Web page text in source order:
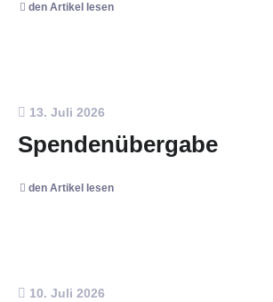
den Artikel lesen
13. Juli 2026
Spendenübergabe
den Artikel lesen
10. Juli 2026